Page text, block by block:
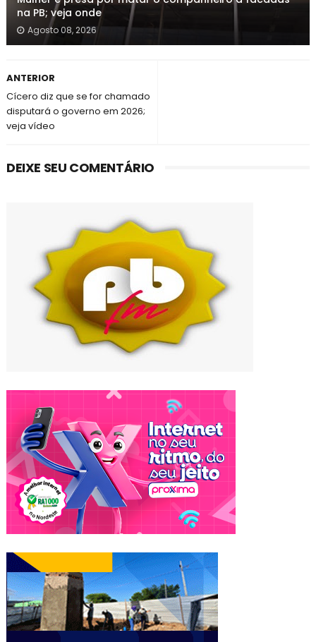
na PB; veja onde
Agosto 08, 2026
ANTERIOR
Cícero diz que se for chamado
disputará o governo em 2026;
veja vídeo
DEIXE SEU COMENTÁRIO